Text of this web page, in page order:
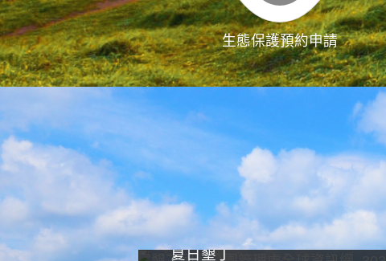
生態保護預約申請
夏日墾丁